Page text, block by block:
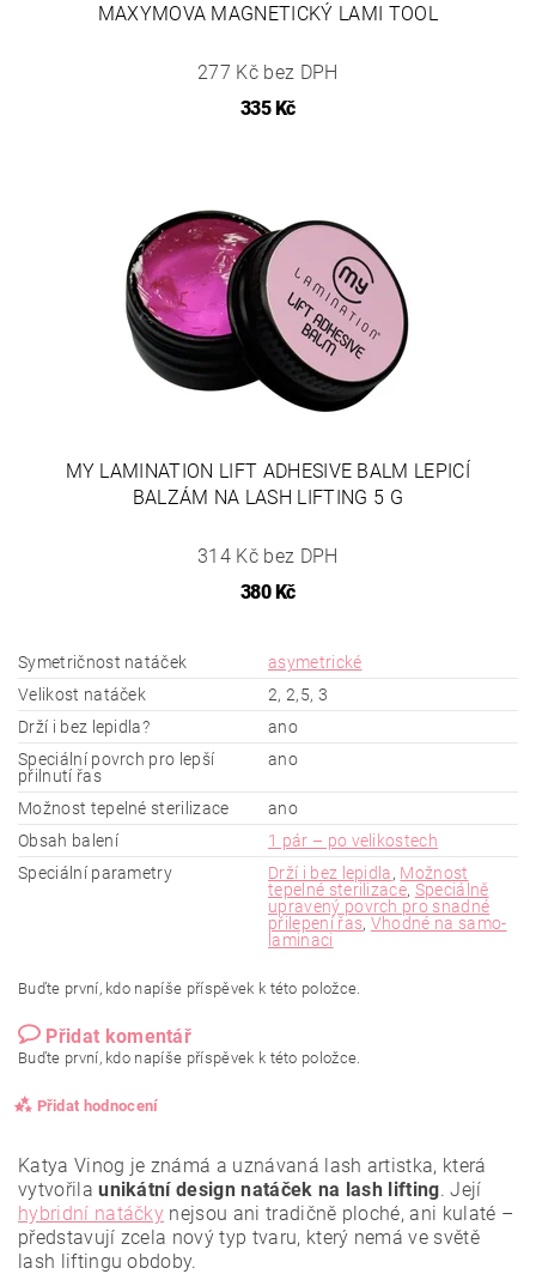
MAXYMOVA MAGNETICKÝ LAMI TOOL
277 Kč bez DPH
335 Kč
MY LAMINATION LIFT ADHESIVE BALM LEPICÍ
BALZÁM NA LASH LIFTING 5 G
314 Kč bez DPH
380 Kč
Symetričnost natáček
asymetrické
Velikost natáček
2, 2,5, 3
Drží i bez lepidla?
ano
Speciální povrch pro lepší
přilnutí řas
ano
Možnost tepelné sterilizace
ano
Obsah balení
1 pár – po velikostech
Speciální parametry
Drží i bez lepidla, Možnost
tepelné sterilizace, Speciálně
upravený povrch pro snadné
přilepení řas, Vhodné na samo-
laminaci
Buďte první, kdo napíše příspěvek k této položce.
Přidat komentář
Buďte první, kdo napíše příspěvek k této položce.
Přidat hodnocení
Katya Vinog je známá a uznávaná lash artistka, která
vytvořilaunikátní design natáček na lash lifting. Její
hybridní natáčky nejsou ani tradičně ploché, ani kulaté –
představují zcela nový typ tvaru, který nemá ve světě
lash liftingu obdoby.